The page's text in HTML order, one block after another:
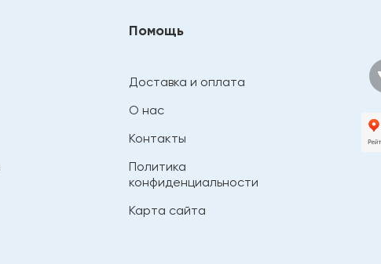
Помощь
Доставка и оплата
О нас
Контакты
Политика
конфиденциальности
Карта сайта